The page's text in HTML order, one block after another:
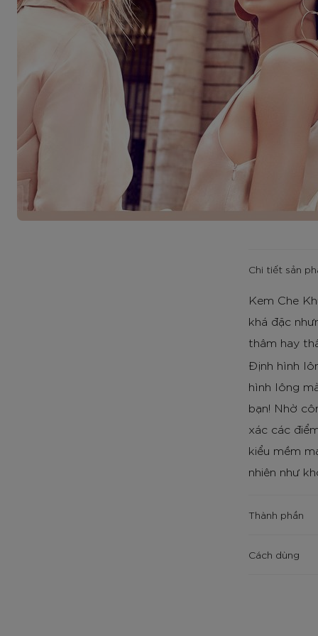
Chi tiết sản
Kem Che
khá đặc
thâm hay
Định hình
hình lông
bạn! Nhờ
xác các
kiểu mềm
nhiên như
Thành phần
Cách dùng